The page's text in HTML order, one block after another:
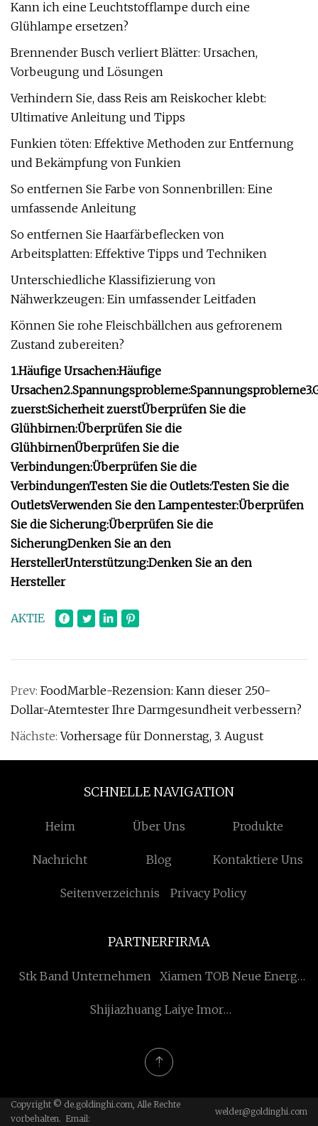
Kann ich eine Leuchtstofflampe durch eine
Glühlampe ersetzen?
Brennender Busch verliert Blätter: Ursachen,
Vorbeugung und Lösungen
Verhindern Sie, dass Reis am Reiskocher klebt:
Ultimative Anleitung und Tipps
Funkien töten: Effektive Methoden zur Entfernung
und Bekämpfung von Funkien
So entfernen Sie Farbe von Sonnenbrillen: Eine
umfassende Anleitung
So entfernen Sie Haarfärbeflecken von
Arbeitsplatten: Effektive Tipps und Techniken
Unterschiedliche Klassifizierung von
Nähwerkzeugen: Ein umfassender Leitfaden
Können Sie rohe Fleischbällchen aus gefrorenem
Zustand zubereiten?
1.Häufige Ursachen:Häufige
Ursachen2.Spannungsprobleme:Spannungsprobleme3.
zuerst:Sicherheit zuerstÜberprüfen Sie die
Glühbirnen:Überprüfen Sie die
GlühbirnenÜberprüfen Sie die
Verbindungen:Überprüfen Sie die
VerbindungenTesten Sie die Outlets:Testen Sie die
OutletsVerwenden Sie den Lampentester:Überprüfen
Sie die Sicherung:Überprüfen Sie die
SicherungDenken Sie an den
HerstellerUnterstützung:Denken Sie an den
Hersteller
AKTIE
Prev: FoodMarble-Rezension: Kann dieser 250-
Dollar-Atemtester Ihre Darmgesundheit verbessern?
Nächste:Vorhersage für Donnerstag, 3. August
SCHNELLE NAVIGATION
Heim Über Uns Produkte
Nachricht Blog Kontaktiere Uns
Seitenverzeichnis Privacy Policy
PARTNERFIRMA
Stk Band Unternehmen
Xiamen TOB Neue Energie
Shijiazhuang Laiye Imort
Copyright © de.goldinghi.com, Alle Rechte
vorbehalten. Email:
welder@goldinghi.com